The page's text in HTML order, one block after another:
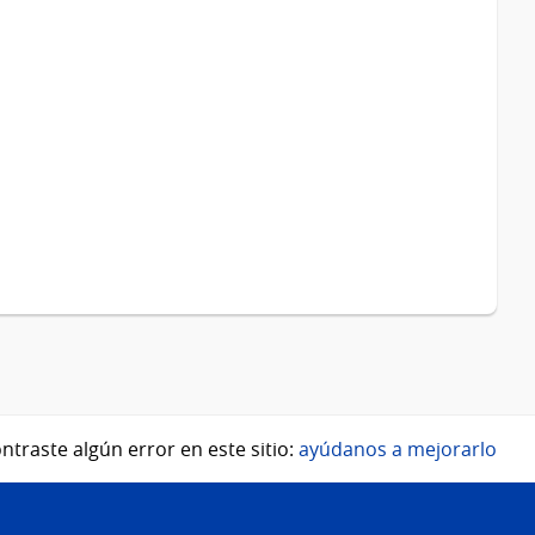
algún error en este sitio: ayúdanos a mejorarlo